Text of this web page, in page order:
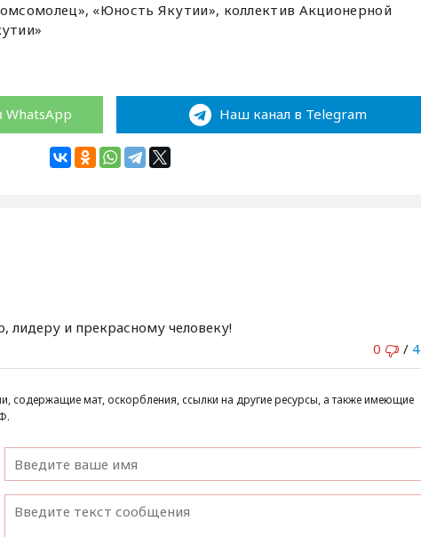
«Юность Якутии», коллектив Акционерной
WhatsApp Наш канал в Telegram
и прекрасному человеку!
0
/ 4
содержащие мат, оскорбления, ссылки на другие ресурсы, а также имеющие